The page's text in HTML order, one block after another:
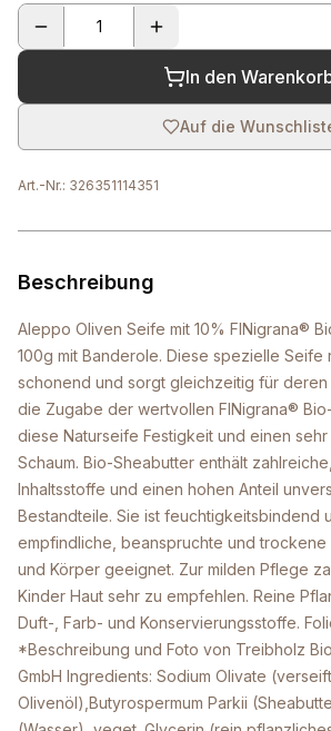
In den
Auf die
Art.-Nr.: 326351114351
Beschreibung
Aleppo Oliven Seife mit 10% FINigrana®
100g mit Banderole. Diese spezielle Seife
schonend und sorgt gleichzeitig für deren
die Zugabe der wertvollen FINigrana®
diese Naturseife Festigkeit und einen
Schaum. Bio-Sheabutter enthält
Inhaltsstoffe und einen hohen Anteil
Bestandteile. Sie ist feuchtigkeitsbindend
empfindliche, beanspruchte und trockene
und Körper geeignet. Zur milden Pflege
Kinder Haut sehr zu empfehlen. Reine
Duft-, Farb- und Konservierungsstoffe.
*Beschreibung und Foto von Treibholz
GmbH Ingredients: Sodium Olivate
Olivenöl),Butyrospermum Parkii